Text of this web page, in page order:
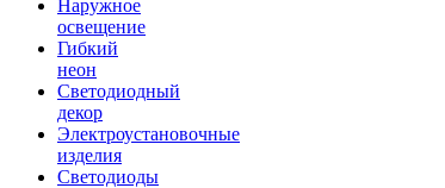
Наружное
освещение
Гибкий
неон
Светодиодный
декор
Электроустановочные
изделия
Светодиоды